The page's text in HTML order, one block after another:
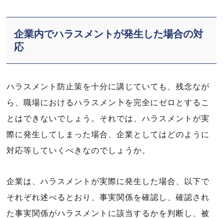
企業内でハラスメントが発生した場合の対
応
ハラスメント防止策を十分に講じていても、残念なが
ら、職場におけるハラスメン卜を完全にゼロとするこ
とはできないでしょう。それでは、ハラスメントが実
際に発生してしまった場合、企業としてはどのように
対応等していくべきなのでしょうか。
企業は、ハラスメントが実際に発生した場合、以下で
それぞれ述べるとおり、事実関係を確認し、確認され
た事実関係がハラスメントに該当するかを判断し、被